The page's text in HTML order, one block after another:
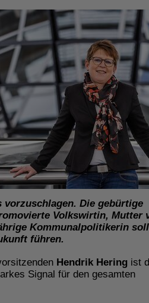
vorzuschlagen. Die gebürtige
Volkswirtin, Mutter
Kommunalpolitikerin
führen.
Hendrik Hering ist
Signal für den gesamten